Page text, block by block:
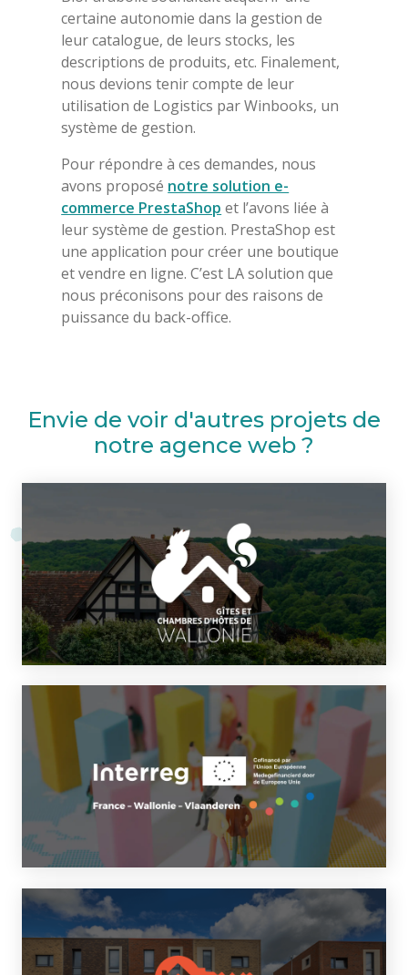
certaine autonomie dans la gestion de
leur catalogue, de leurs stocks, les
descriptions de produits, etc. Finalement,
nous devions tenir compte de leur
utilisation de Logistics par Winbooks, un
système de gestion.
Pour répondre à ces demandes, nous
avons proposé notre solution e-
commerce PrestaShop et l’avons liée à
leur système de gestion. PrestaShop est
une application pour créer une boutique
et vendre en ligne. C’est LA solution que
nous préconisons pour des raisons de
puissance du back-office.
Envie de voir d'autres projets de
notre agence web ?